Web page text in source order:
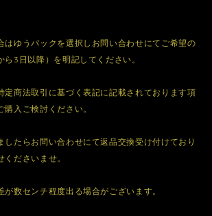
ゆうパックを選択しお問い合わせにてご希望の
ら3日以降）を明記してください。
商法取引に基づく表記に記載されております項
入ご検討ください。
たらお問い合わせにて返品交換受け付けており
ださいませ。
が数センチ程度出る場合がございます。